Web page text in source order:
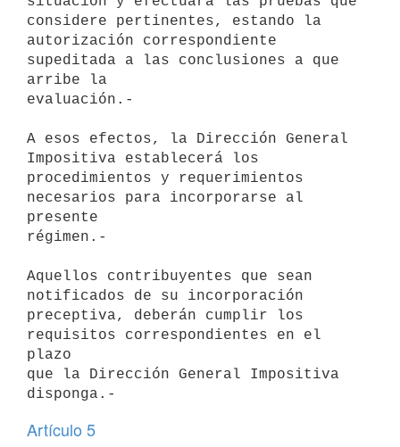
considere pertinentes, estando la
autorización correspondiente
supeditada a las conclusiones a que
arribe la
evaluación.-
A esos efectos, la Dirección General
Impositiva establecerá los
procedimientos y requerimientos
necesarios para incorporarse al
presente
régimen.-
Aquellos contribuyentes que sean
notificados de su incorporación
preceptiva, deberán cumplir los
requisitos correspondientes en el
plazo
que la Dirección General Impositiva
Artículo 5